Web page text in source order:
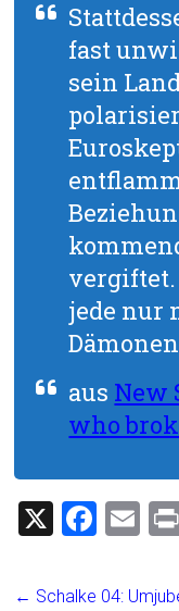
fast
sein
vergiftet.
jede nur
aus New
who
X
F
ce
E
ai
← Schalke 04: